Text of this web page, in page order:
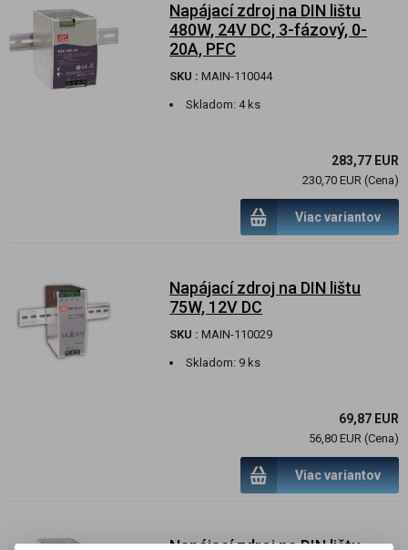
Napájací zdroj na DIN lištu
480W, 24V DC, 3-fázový, 0-
20A, PFC
SKU : MAIN-110044
Skladom: 4 ks
283,77 EUR
230,70 EUR (Cena)
Viac variantov
Napájací zdroj na DIN lištu
75W, 12V DC
SKU : MAIN-110029
Skladom: 9 ks
69,87 EUR
56,80 EUR (Cena)
Viac variantov